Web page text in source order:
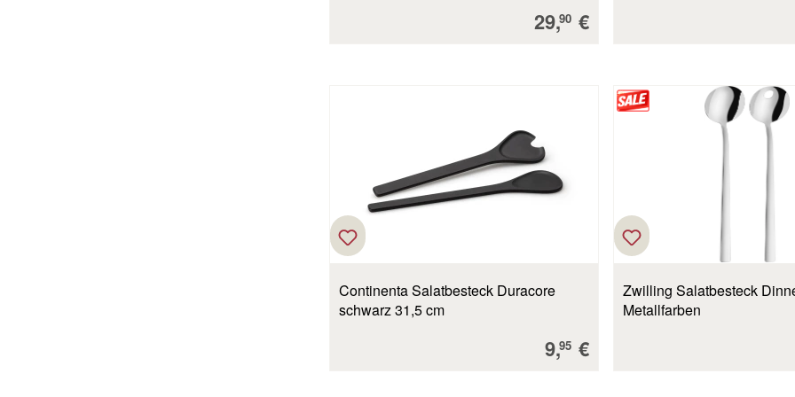
Verkaufspreis:
29,90 €
Continenta Salatbesteck Duracore
schwarz 31,5 cm
Verkaufspreis:
9,95 €
Zwilling Salatbesteck Dinner
Metallfarben